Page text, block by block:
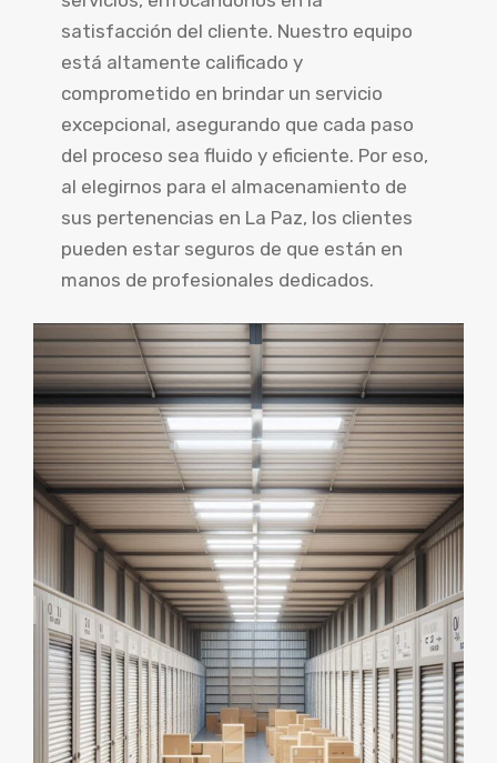
satisfacción del cliente. Nuestro equipo
está altamente calificado y
comprometido en brindar un servicio
excepcional, asegurando que cada paso
del proceso sea fluido y eficiente. Por eso,
al elegirnos para el almacenamiento de
sus pertenencias en La Paz, los clientes
pueden estar seguros de que están en
manos de profesionales dedicados.